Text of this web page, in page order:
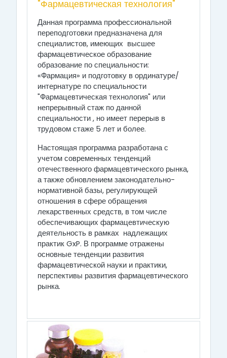
"Фармацевтическая технология"
Данная программа профессиональной
переподготовки предназначена для
специалистов, имеющих высшее
фармацевтическое образование
образование по специальности:
«Фармация» и подготовку в ординатуре/
интернатуре по специальности
"Фармацевтическая технология" или
непрерывный стаж по данной
специальности , но имеет перерыв в
трудовом стаже 5 лет и более.
Настоящая программа разработана с
учетом современных тенденций
отечественного фармацевтического рынка,
а также обновлением законодательно-
нормативной базы, регулирующей
отношения в сфере обращения
лекарственных средств, в том числе
обеспечивающих фармацевтическую
деятельность в рамках надлежащих
практик GxP. В программе отражены
основные тенденции развития
фармацевтической науки и практики,
перспективы развития фармацевтического
рынка.